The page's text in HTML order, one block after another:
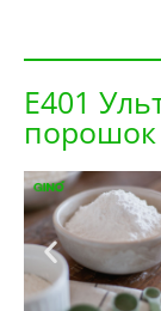
E401
порошок